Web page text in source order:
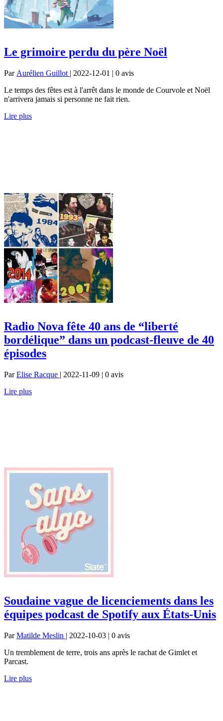
Le grimoire perdu du père Noël
Par Aurélien Guillot | 2022-12-01 | 0 avis
Le temps des fêtes est à l'arrêt dans le monde de Courvole et Noël
n'arrivera jamais si personne ne fait rien.
Lire plus
Radio Nova fête 40 ans de “liberté
bordélique” dans un podcast-fleuve de 40
épisodes
ParElise Racque | 2022-11-09 | 0 avis
Lire plus
Soudaine vague de licenciements dans les
équipes podcast de Spotify aux États-Unis
ParMatilde Meslin | 2022-10-03 | 0 avis
Un tremblement de terre, trois ans après le rachat de Gimlet et
Parcast.
Lire plus